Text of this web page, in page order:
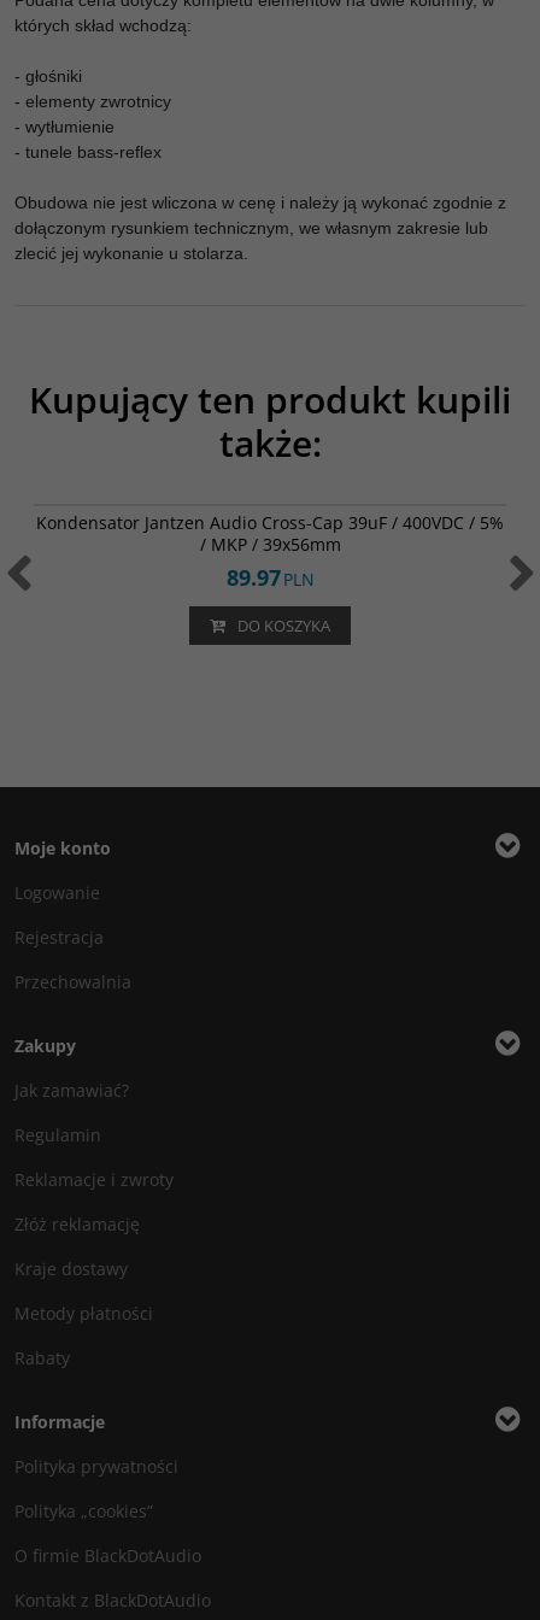
których skład wchodzą:
- głośniki
- elementy zwrotnicy
- wytłumienie
- tunele bass-reflex
Obudowa nie jest wliczona w cenę i należy ją wykonać zgodnie z
dołączonym rysunkiem technicznym, we własnym zakresie lub
zlecić jej wykonanie u stolarza.
Kupujący ten produkt kupili
także:
Kondensator Jantzen Audio Cross-Cap 39uF / 400VDC / 5%
/ MKP / 39x56mm
89.97PLN
DO KOSZYKA
Moje konto
Logowanie
Rejestracja
Przechowalnia
Zakupy
Jak zamawiać?
Regulamin
Reklamacje i zwroty
Złóż reklamację
Kraje dostawy
Metody płatności
Rabaty
Informacje
Polityka prywatności
Polityka „cookies”
O firmie BlackDotAudio
Kontakt z BlackDotAudio